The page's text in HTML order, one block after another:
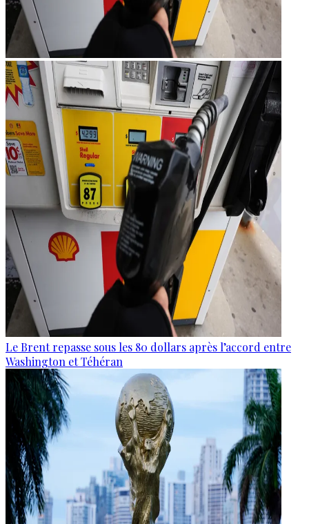
Le Brent repasse sous les 80 dollars après l’accord entre
Washington et Téhéran